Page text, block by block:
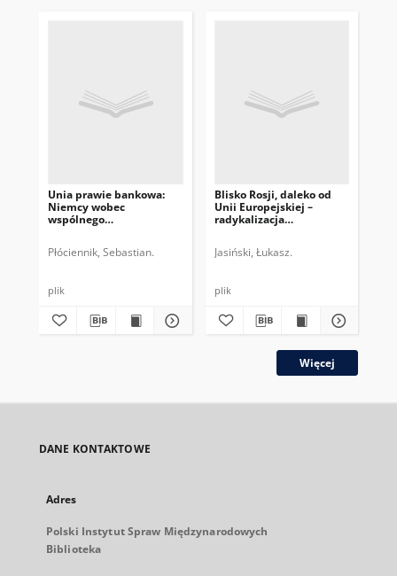
Unia prawie bankowa:
Niemcy wobec
wspólnego
Płóciennik, Sebastian.
plik
Blisko Rosji, daleko od
Unii Europejskiej –
radykalizacja
Jasiński, Łukasz.
plik
Więcej
DANE KONTAKTOWE
Adres
Polski Instytut Spraw Międzynarodowych
Biblioteka